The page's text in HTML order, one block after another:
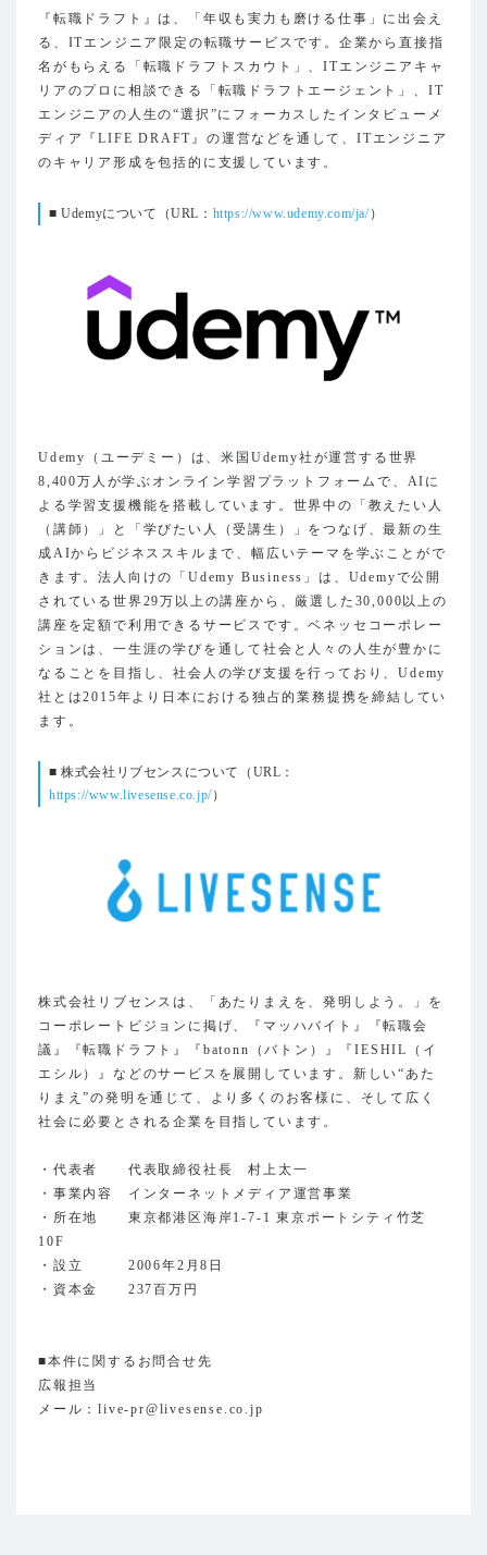
『転職ドラフト』は、「年収も実力も磨ける仕事」に出会え
る、ITエンジニア限定の転職サービスです。企業から直接指
名がもらえる「転職ドラフトスカウト」、ITエンジニアキャ
リアのプロに相談できる「転職ドラフトエージェント」、IT
エンジニアの人生の“選択”にフォーカスしたインタビューメ
ディア『LIFE DRAFT』の運営などを通して、ITエンジニア
のキャリア形成を包括的に支援しています。
■ Udemyについて（URL： https://www.udemy.com/ja/）
Udemy（ユーデミー）は、米国Udemy社が運営する世界
8,400万人が学ぶオンライン学習プラットフォームで、AIに
よる学習支援機能を搭載しています。世界中の「教えたい人
（講師）」と「学びたい人（受講生）」をつなげ、最新の生
成AIからビジネススキルまで、幅広いテーマを学ぶことがで
きます。法人向けの「Udemy Business」は、Udemyで公開
されている世界29万以上の講座から、厳選した30,000以上の
講座を定額で利用できるサービスです。ベネッセコーポレー
ションは、一生涯の学びを通して社会と人々の人生が豊かに
なることを目指し、社会人の学び支援を行っており、Udemy
社とは2015年より日本における独占的業務提携を締結してい
ます。
■ 株式会社リブセンスについて（URL：
https://www.livesense.co.jp/）
株式会社リブセンスは、「あたりまえを、発明しよう。」を
コーポレートビジョンに掲げ、『マッハバイト』『転職会
議』『転職ドラフト』『batonn（バトン）』『IESHIL（イ
エシル）』などのサービスを展開しています。新しい“あた
りまえ”の発明を通じて、より多くのお客様に、そして広く
社会に必要とされる企業を目指しています。
・代表者 代表取締役社長 村上太一
・事業内容 インターネットメディア運営事業
・所在地 東京都港区海岸1-7-1 東京ポートシティ竹芝
10F
・設立 2006年2月8日
・資本金 237百万円
■本件に関するお問合せ先
広報担当
メール：live-pr@livesense.co.jp